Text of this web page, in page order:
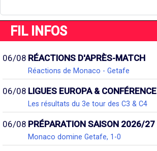
FIL INFOS
06/08 RÉACTIONS D'APRÈS-MATCH
Réactions de Monaco - Getafe
06/08 LIGUES EUROPA & CONFÉRENCE
Les résultats du 3e tour des C3 & C4
06/08 PRÉPARATION SAISON 2026/27
Monaco domine Getafe, 1-0